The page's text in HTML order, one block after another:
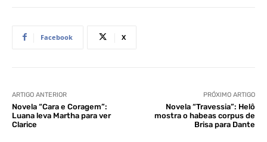
Facebook X
ARTIGO ANTERIOR
Novela “Cara e Coragem”:
Luana leva Martha para ver
Clarice
PRÓXIMO ARTIGO
Novela “Travessia”: Helô
mostra o habeas corpus de
Brisa para Dante